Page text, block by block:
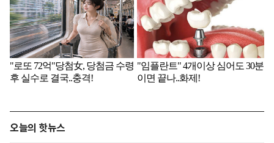
오늘의 핫뉴스